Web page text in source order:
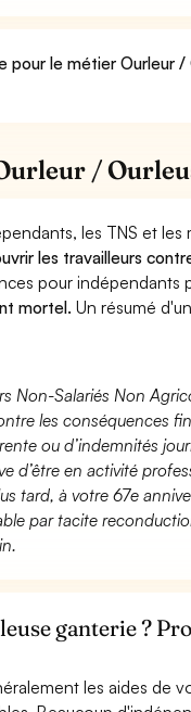
pour le métier Ourleur
/
les TNS et
les travailleurs
pour
mortel. Un résumé
Non-Salariés Non
les conséquences
ou d’indemnités
d’être en activité
tard, à votre 67e
par tacite
ganterie ?
les aides de